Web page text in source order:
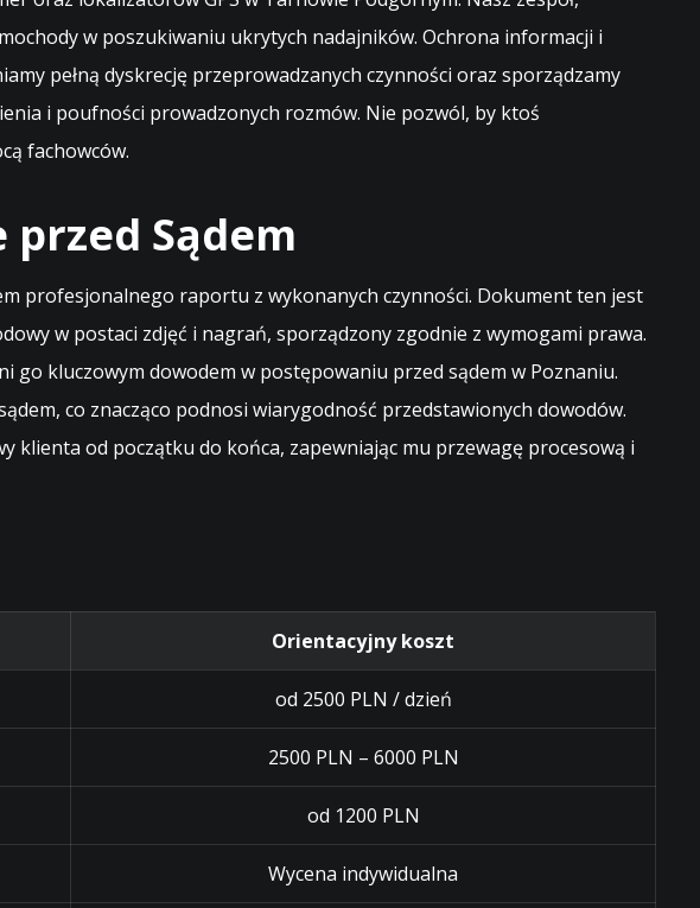
w poszukiwaniu ukrytych nadajników. Ochrona informacji i
pełną dyskrecję przeprowadzanych czynności oraz sporządzamy
i poufności prowadzonych rozmów. Nie pozwól, by ktoś
fachowców.
Sądem
profesjonalnego raportu z wykonanych czynności. Dokument ten jest
w postaci zdjęć i nagrań, sporządzony zgodnie z wymogami prawa.
go kluczowym dowodem w postępowaniu przed sądem w Poznaniu.
co znacząco podnosi wiarygodność przedstawionych dowodów.
klienta od początku do końca, zapewniając mu przewagę procesową i
Orientacyjny koszt
od 2500 PLN / dzień
2500 PLN – 6000 PLN
od 1200 PLN
Wycena indywidualna